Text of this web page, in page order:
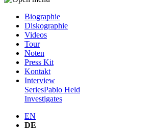
Biographie
Diskographie
Videos
Tour
Noten
Press Kit
Kontakt
Interview
SeriesPablo Held
Investigates
EN
DE